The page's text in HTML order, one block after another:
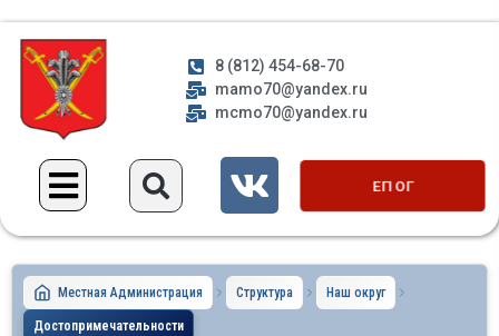
8 (812) 454-68-70
mamo70@yandex.ru
mcmo70@yandex.ru
ЕП ОГ
Местная Администрация Структура Наш округ
Достопримечательности